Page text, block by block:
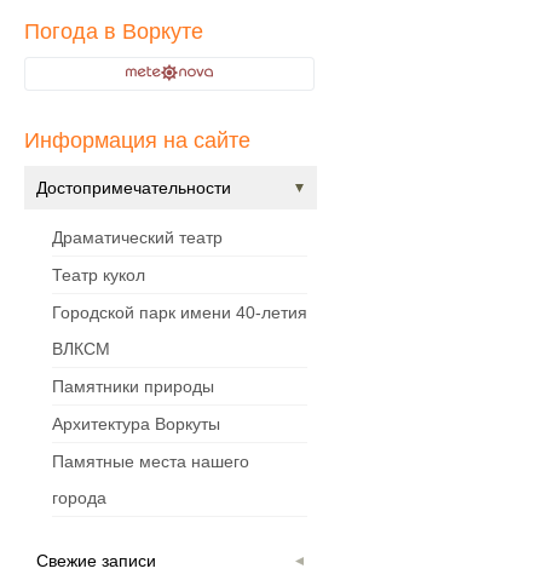
Погода в Воркуте
Информация на сайте
Достопримечательности
Драматический театр
Театр кукол
Городской парк имени 40-летия
ВЛКСМ
Памятники природы
Архитектура Воркуты
Памятные места нашего
города
Свежие записи